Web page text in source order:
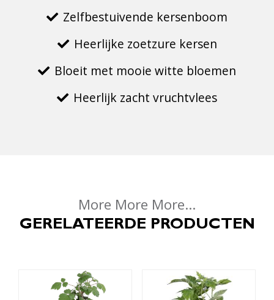
Zelfbestuivende kersenboom
Heerlijke zoetzure kersen
Bloeit met mooie witte bloemen
Heerlijk zacht vruchtvlees
More More More...
GERELATEERDE PRODUCTEN